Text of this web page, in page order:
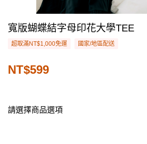
寬版蝴蝶結字母印花大學TEE
超取滿NT$1,000免運 國家/地區配送
NT$599
請選擇商品選項